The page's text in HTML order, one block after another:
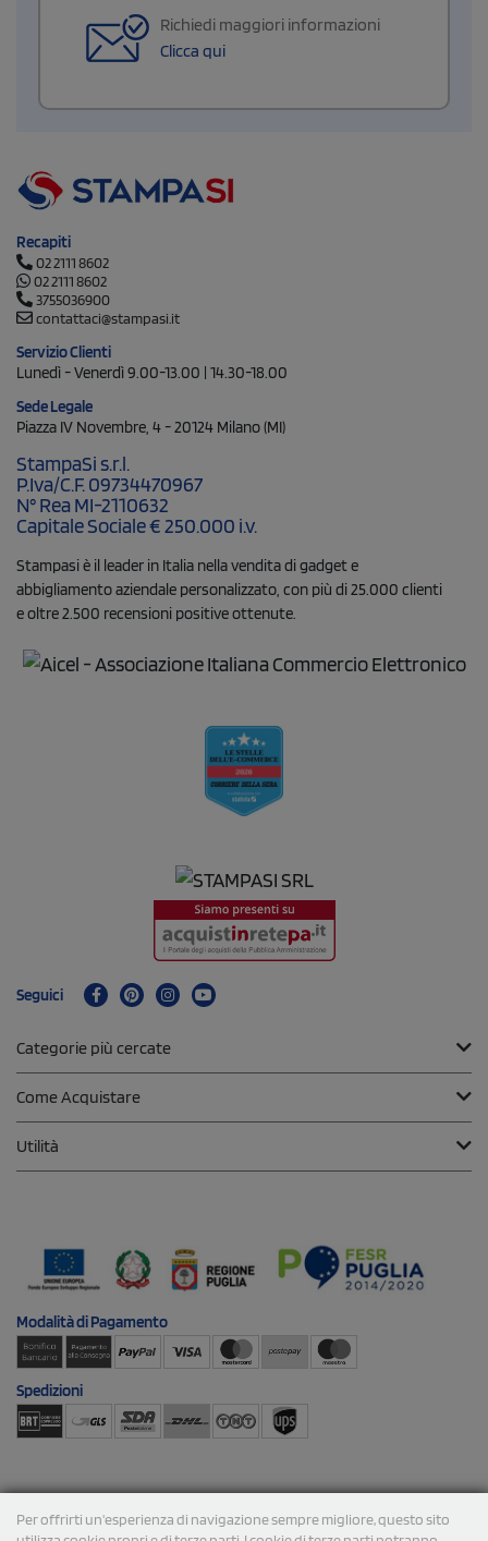
Per offrirti un'esperienza di navigazione sempre migliore, questo sito
Richiedi maggiori informazioni
Clicca qui
Recapiti
02 2111 8602
02 2111 8602
3755036900
contattaci@stampasi.it
Servizio Clienti
Lunedì - Venerdì 9.00-13.00 | 14.30-18.00
Sede Legale
Piazza IV Novembre, 4 - 20124 Milano (MI)
StampaSi s.r.l.
P.Iva/C.F. 09734470967
N° Rea MI-2110632
Capitale Sociale € 250.000 i.v.
Stampasi è il leader in Italia nella vendita di gadget e
abbigliamento aziendale personalizzato, con più di 25.000 clienti
e oltre 2.500 recensioni positive ottenute.
Seguici
Categorie più cercate
Come Acquistare
Utilità
Modalità diPagamento
Spedizioni